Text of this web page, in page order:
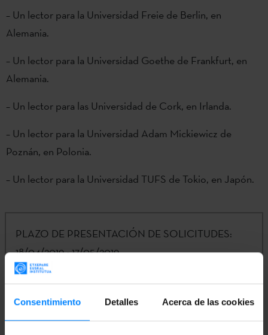
Consentimiento Detalles Acerca de las cookies
– Un lector para la Universidad Freie de Berlin, en
Alemania.
– Un lector para la Universidad Goethe de Frankfurt, en
Alemania.
– Un lector para las Universidad de Cork, en Irlanda.
– Un lector para la Universidad Adam Mickiewicz de
Poznán, en Polonia.
– Un lector para la Universidad TUFS de Tokio, en Japón.
PLAZO DE PRESENTACIÓN DE SOLICITUDES:
18/04/2019 - 17/05/2019
Institutua